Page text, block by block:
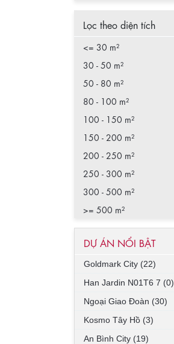
Lọc theo diện tích
<= 30 m²
30 - 50 m²
50 - 80 m²
80 - 100 m²
100 - 150 m²
150 - 200 m²
200 - 250 m²
250 - 300 m²
300 - 500 m²
>= 500 m²
DỰ ÁN NỔI BẬT
Goldmark City (22)
Han Jardin N01T6 7 (0)
Ngoại Giao Đoàn (30)
Kosmo Tây Hồ (3)
An Bình City (19)